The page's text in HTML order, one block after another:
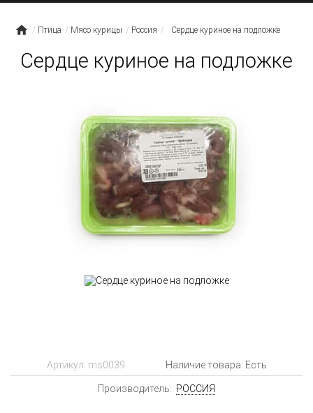
Птица Мясо курицы Россия Сердце куриное на подложке
Сердце куриное на подложке
Артикул: ms0039 Наличие товара: Есть
Производитель: РОССИЯ